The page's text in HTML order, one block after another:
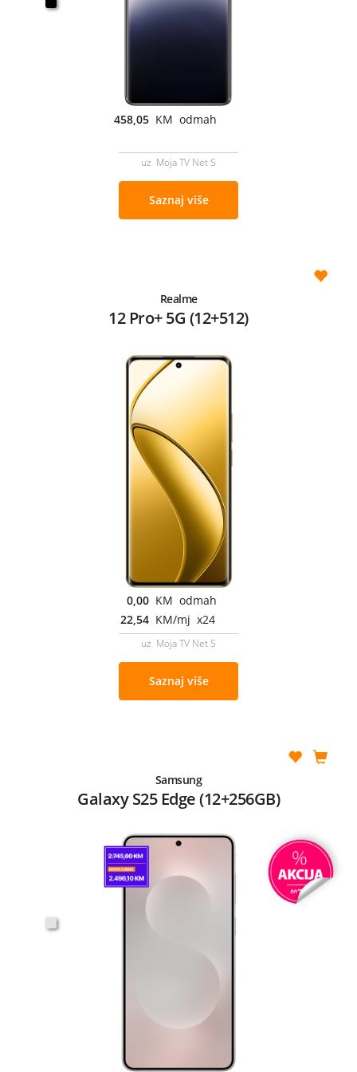
458,05 KM odmah
uz Moja TV Net S
Saznaj više
Realme
12 Pro+ 5G (12+512)
0,00 KM odmah
22,54 KM/mj x24
uz Moja TV Net S
Saznaj više
Samsung
Galaxy S25 Edge (12+256GB)